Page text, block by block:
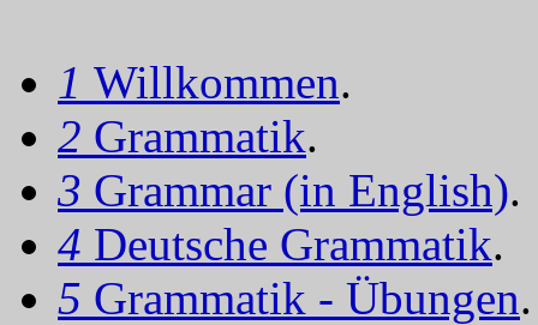
1 Willkommen.
2 Grammatik.
3 Grammar (in English).
4 Deutsche Grammatik.
5 Grammatik - Übungen.